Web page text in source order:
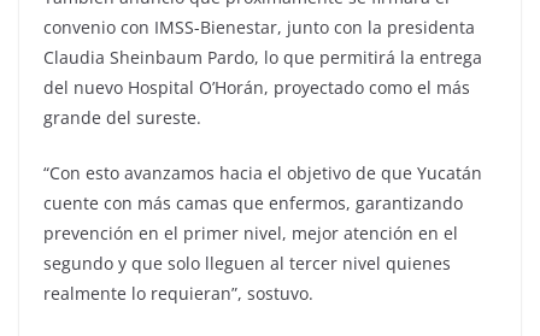
convenio con IMSS-Bienestar, junto con la presidenta
Claudia Sheinbaum Pardo, lo que permitirá la entrega
del nuevo Hospital O’Horán, proyectado como el más
grande del sureste.
“Con esto avanzamos hacia el objetivo de que Yucatán
cuente con más camas que enfermos, garantizando
prevención en el primer nivel, mejor atención en el
segundo y que solo lleguen al tercer nivel quienes
realmente lo requieran”, sostuvo.